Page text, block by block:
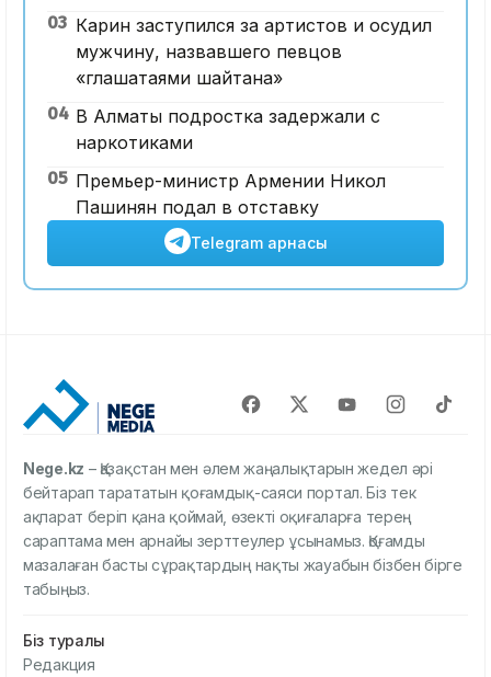
03 Карин заступился за артистов и осудил
мужчину, назвавшего певцов
«глашатаями шайтана»
04 В Алматы подростка задержали с
наркотиками
05 Премьер-министр Армении Никол
Пашинян подал в отставку
Telegram арнасы
Nege.kz – Қазақстан мен әлем жаңалықтарын жедел әрі
бейтарап тарататын қоғамдық-саяси портал. Біз тек
ақпарат беріп қана қоймай, өзекті оқиғаларға терең
сараптама мен арнайы зерттеулер ұсынамыз. Қоғамды
мазалаған басты сұрақтардың нақты жауабын бізбен бірге
табыңыз.
Біз туралы
Редакция